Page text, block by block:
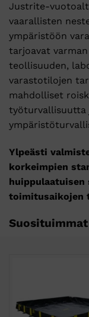
Justrite-
vaarallisten
ympäristöön
tarjoavat
teollisuuden,
varastotilojen
mahdolliset
työturvallisuutta
Ylpeästi
korkeimpien
huippulaatuisen
toimitusaikojen